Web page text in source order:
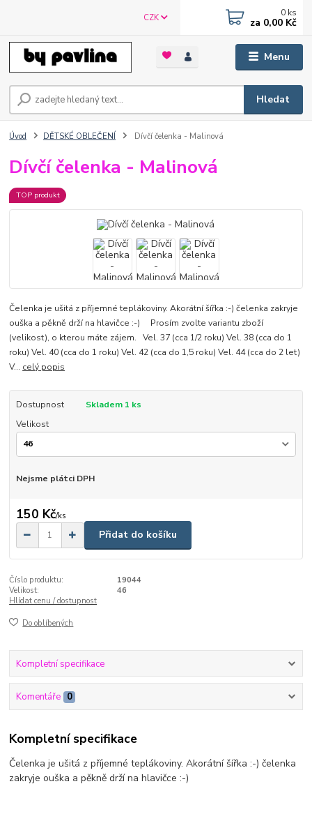
Menu
CZK
Hledat
0 ks
za 0,00 Kč
Úvod DĚTSKÉ OBLEČENÍ Dívčí čelenka - Malinová
Dívčí čelenka - Malinová
TOP produkt
Čelenka je ušitá z příjemné teplákoviny. Akorátní šířka :-) čelenka zakryje
ouška a pěkně drží na hlavičce :-) Prosím zvolte variantu zboží
(velikost), o kterou máte zájem. Vel. 37 (cca 1/2 roku) Vel. 38 (cca do 1
roku) Vel. 40 (cca do 1 roku) Vel. 42 (cca do 1,5 roku) Vel. 44 (cca do 2 let)
V... celý popis
Dostupnost
Skladem 1 ks
Velikost
Nejsme plátci DPH
150 Kč/ks
Přidat do košíku
Číslo produktu:
19044
Velikost:
46
Hlídat cenu / dostupnost
Do oblíbených
Kompletní specifikace
Komentáře 0
Kompletní specifikace
Čelenka je ušitá z příjemné teplákoviny. Akorátní šířka :-) čelenka
zakryje ouška a pěkně drží na hlavičce :-)